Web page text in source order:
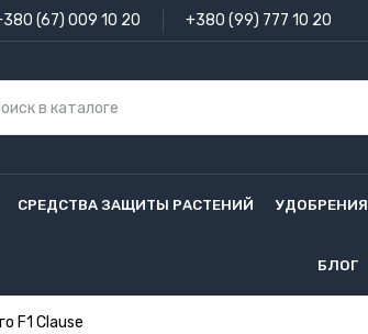
(67) 009 10 20 +380 (99) 777 10 20
СРЕДСТВА ЗАЩИТЫ РАСТЕНИЙ УДОБРЕНИЯ
БЛОГ
F1 Clause